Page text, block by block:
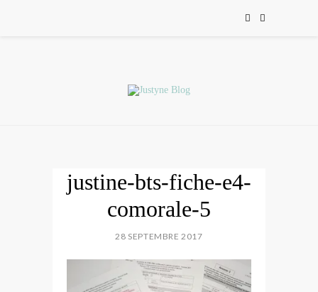
justine-bts-fiche-e4-
comorale-5
28 SEPTEMBRE 2017